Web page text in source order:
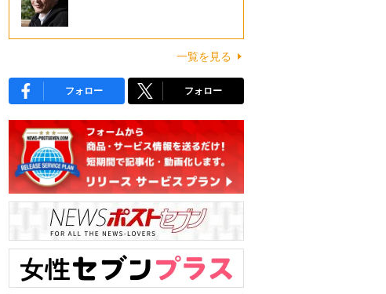
一覧を見る
フォロー フォロー